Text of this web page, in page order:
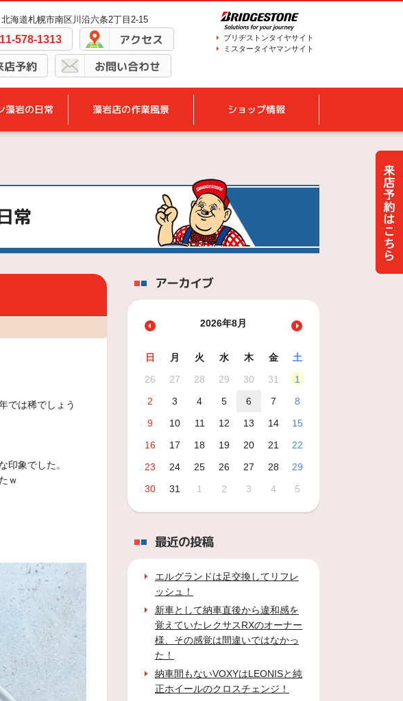
海道札幌市南区川沿六条2丁目2-15
578-1313 アクセス
店予約 お問い合わせ
ブリヂストンタイヤサイト
ミスタータイヤマンサイト
藻岩の日常 藻岩店の作業風景 ショップ情報
常
では稀でしょう
印象でした。
ｗ
アーカイブ
2026年8月
日 月 火 水 木 金
土
26
27 28 29 30 31
1
2
3 4 5 6 7
8
9
10 11 12 13 14
15
16
17 18 19 20 21
22
23
24 25 26 27 28
29
30
31 1 2 3 4 5
最近の投稿
エルグランドは足交換してリフレ
ッシュ！
新車として納車直後から違和感を
覚えていたレクサスRXのオーナー
様、その感覚は間違いではなかっ
た！
納車間もないVOXYはLEONISと純
正ホイールのクロスチェンジ！